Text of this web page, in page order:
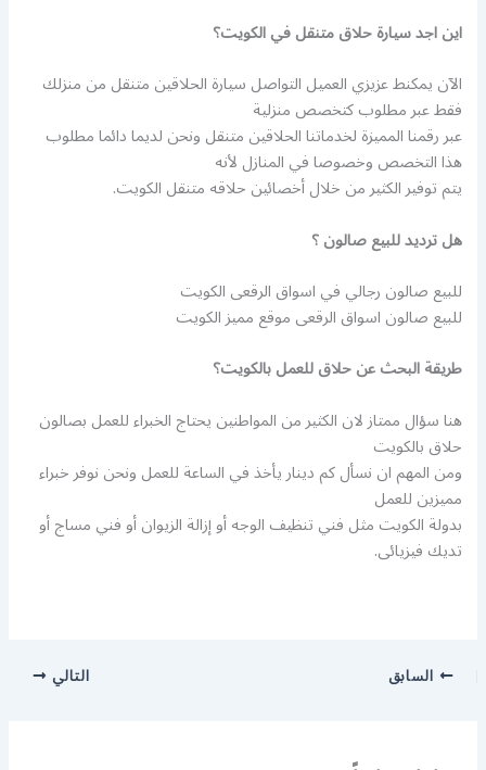
اين اجد سيارة حلاق متنقل في الكويت؟
الآن يمكنط عزيزي العميل التواصل سيارة الحلاقين متنقل من منزلك
فقط عبر مطلوب كتخصص منزلية
عبر رقمنا المميزة لخدماتنا الحلاقين متنقل ونحن لديما دائما مطلوب
هذا التخصص وخصوصا في المنازل لأنه
يتم توفير الكثير من خلال أخصائين حلاقه متنقل الكويت.
هل ترديد للبيع صالون ؟
للبيع صالون رجالي في اسواق الرقعى الكويت
للبيع صالون اسواق الرقعى موقع مميز الكويت
طريقة البحث عن حلاق للعمل بالكويت؟
هنا سؤال ممتاز لان الكثير من المواطنين يحتاج الخبراء للعمل بصالون
حلاق بالكويت
ومن المهم ان نسأل كم دينار يأخذ في الساعة للعمل ونحن نوفر خبراء
مميزين للعمل
بدولة الكويت مثل فني تنظيف الوجه أو إزالة الزيوان أو فني مساج أو
تديك فيزيائى.
السابق التالي